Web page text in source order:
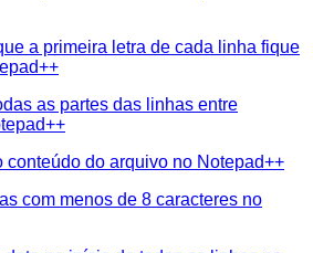
a primeira letra de cada linha fique
as partes das linhas entre
conteúdo do arquivo no Notepad++
com menos de 8 caracteres no